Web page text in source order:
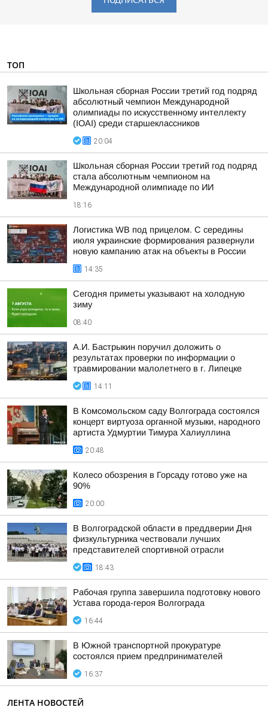
ТОП
Школьная сборная России третий год подряд
абсолютный чемпион Международной
олимпиады по искусственному интеллекту
(IOAI) среди старшеклассников
20:04
Школьная сборная России третий год подряд
стала абсолютным чемпионом на
Международной олимпиаде по ИИ
18:16
Логистика WB под прицелом. С середины
июля украинские формирования развернули
новую кампанию атак на объекты в России
14:35
Сегодня приметы указывают на холодную
зиму
08:40
А.И. Бастрыкин поручил доложить о
результатах проверки по информации о
травмировании малолетнего в г. Липецке
14:11
В Комсомольском саду Волгограда состоялся
концерт виртуоза органной музыки, народного
артиста Удмуртии Тимура Халиуллина
20:48
Колесо обозрения в Горсаду готово уже на
90%
20:00
В Волгоградской области в преддверии Дня
физкультурника чествовали лучших
представителей спортивной отрасли
18:43
Рабочая группа завершила подготовку нового
Устава города-героя Волгограда
16:44
В Южной транспортной прокуратуре
состоялся прием предпринимателей
16:37
ЛЕНТА НОВОСТЕЙ